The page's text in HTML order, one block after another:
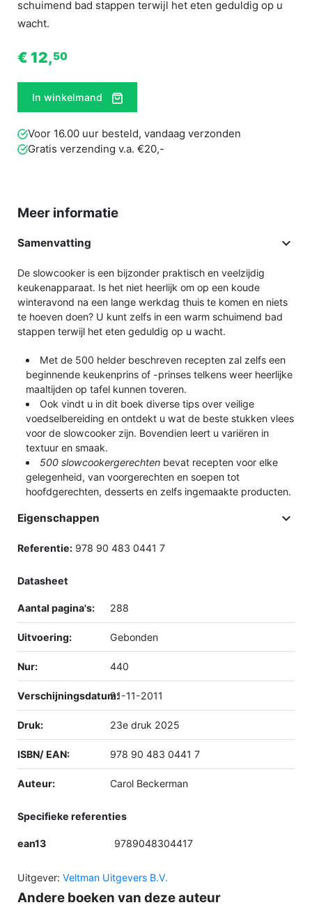
schuimend bad stappen terwijl het eten geduldig op u
wacht.
€ 12,50
In winkelmand
Voor 16.00 uur besteld, vandaag verzonden
Gratis verzending v.a. €20,-
Meer informatie
Samenvatting 
De slowcooker is een bijzonder praktisch en veelzijdig
keukenapparaat. Is het niet heerlijk om op een koude
winteravond na een lange werkdag thuis te komen en niets
te hoeven doen? U kunt zelfs in een warm schuimend bad
stappen terwijl het eten geduldig op u wacht.
Met de 500 helder beschreven recepten zal zelfs een
beginnende keukenprins of -prinses telkens weer heerlijke
maaltijden op tafel kunnen toveren.
Ook vindt u in dit boek diverse tips over veilige
voedselbereiding en ontdekt u wat de beste stukken vlees
voor de slowcooker zijn. Bovendien leert u variëren in
textuur en smaak.
500 slowcookergerechten bevat recepten voor elke
gelegenheid, van voorgerechten en soepen tot
hoofdgerechten, desserts en zelfs ingemaakte producten.
Eigenschappen 
Referentie: 978 90 483 0441 7
Datasheet
Aantal pagina's: 288
Uitvoering: Gebonden
Nur: 440
Verschijningsdatum:21-11-2011
Druk: 23e druk 2025
ISBN/ EAN: 978 90 483 0441 7
Auteur: Carol Beckerman
Specifieke referenties
ean13 9789048304417
Uitgever: Veltman Uitgevers B.V.
Andere boeken van deze auteur